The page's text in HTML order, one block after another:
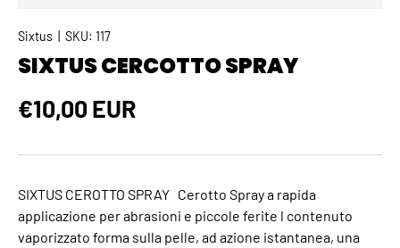
Sixtus SKU: 117
SIXTUS CERCOTTO SPRAY
€10,00 EUR
SIXTUS CEROTTO SPRAY Cerotto Spray a rapida
applicazione per abrasioni e piccole ferite l contenuto
vaporizzato forma sulla pelle, ad azione istantanea, una